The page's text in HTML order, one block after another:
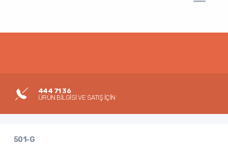
444 71 36
ÜRÜN BİLGİSİ VE SATIŞ İÇİN
501-G